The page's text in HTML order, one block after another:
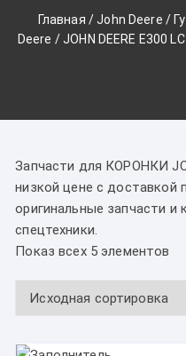
Главная /John Deere /
Deere /JOHN DEERE Е300 LC
Запчасти для КОРОНКИ
низкой цене с доставкой
оригинальные запчасти и
спецтехники.
Показ всех 5 элементов